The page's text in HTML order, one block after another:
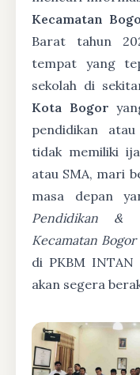
Kecamatan
Barat tahun
tempat yang
sekolah di
Kota Bogor
pendidikan
tidak memiliki
atau SMA, mari
masa depan
Pendidikan &
Kecamatan
di PKBM INTAN
akan segera